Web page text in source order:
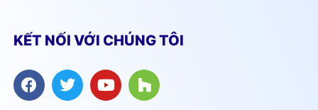
KẾT NỐI VỚI CHÚNG TÔI